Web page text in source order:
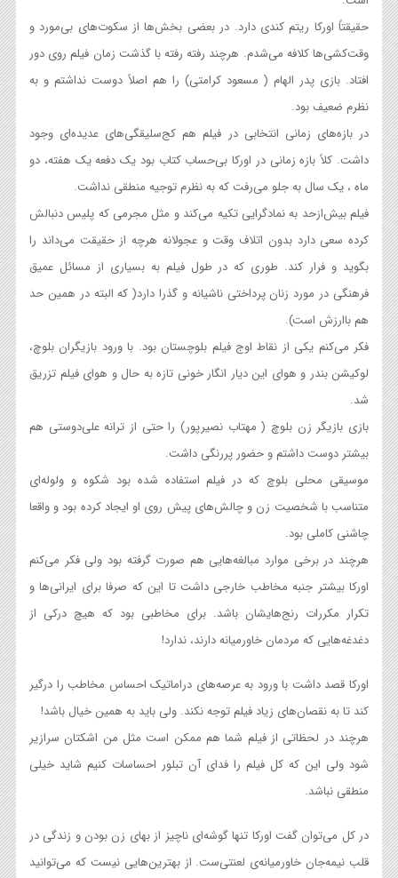
حقیقتاً اورکا ریتم کندی دارد. در بعضی بخش‌ها از سکوت‌های بی‌مورد و
وقت‌کشی‌ها کلافه می‌شدم. هرچند رفته رفته با گذشت زمان فیلم روی دور
افتاد. بازی پدر الهام ( مسعود کرامتی) را هم اصلاً دوست نداشتم و به
نظرم ضعیف بود.
در بازه‌های زمانی انتخابی در فیلم هم کج‌سلیقگی‌های عدیده‌ای وجود
داشت. کلاً بازه زمانی در اورکا بی‌حساب کتاب بود یک دفعه یک هفته، دو
ماه ، یک سال به جلو می‌رفت که به نظرم توجیه منطقی نداشت.
فیلم بیش‌ازحد به نمادگرایی تکیه می‌کند و مثل مجرمی که پلیس دنبالش
کرده سعی دارد بدون اتلاف وقت و عجولانه هرچه از حقیقت می‌داند را
بگوید و فرار کند. طوری که در طول فیلم به بسیاری از مسائل عمیق
فرهنگی در مورد زنان پرداختی ناشیانه و گذرا دارد( که البته در همین حد
هم باارزش است).
فکر می‌کنم یکی از نقاط اوج فیلم بلوچستان بود. با ورود بازیگران بلوچ،
لوکیشن بندر و هوای این دیار انگار خونی تازه به حال و هوای فیلم تزریق
شد.
بازی بازیگر زن بلوچ ( مهتاب نصیرپور) را حتی از ترانه علی‌دوستی هم
بیشتر دوست داشتم و حضور پررنگی داشت.
موسیقی محلی بلوچ که در فیلم استفاده شده بود شکوه و ولوله‌ای
متناسب با شخصیت زن و چالش‌های پیش روی او ایجاد کرده بود و واقعا
چاشنی کاملی بود.
هرچند در برخی موارد مبالغه‌هایی هم صورت گرفته بود ولی فکر می‌کنم
اورکا بیشتر جنبه مخاطب خارجی داشت تا این که صرفا برای ایرانی‌ها و
تکرار مکررات رنج‌هایشان باشد. برای مخاطبی بود که هیچ درکی از
دغدغه‌هایی که مردمان خاورمیانه دارند، ندارد!
اورکا قصد داشت با ورود به عرصه‌های دراماتیک احساس مخاطب را درگیر
کند تا به نقصان‌های زیاد فیلم توجه نکند. ولی باید به همین خیال باشد!
هرچند در لحظاتی از فیلم شما هم ممکن است مثل من اشکتان سرازیر
شود ولی این که کل فیلم را فدای آن تبلور احساسات کنیم شاید خیلی
منطقی نباشد.
در کل می‌توان گفت اورکا تنها گوشه‌ای ناچیز از بهای زن بودن و زندگی در
قلب نیمه‌جان خاورمیانه‌ی لعنتی‌ست. از بهترین‌هایی نیست که می‌توانید